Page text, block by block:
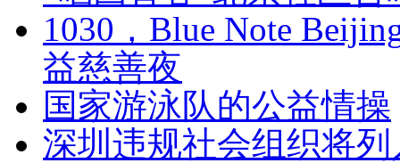
1030，Blue Note
益慈善夜
国家游泳队的公益情操
深圳违规社会组织将列